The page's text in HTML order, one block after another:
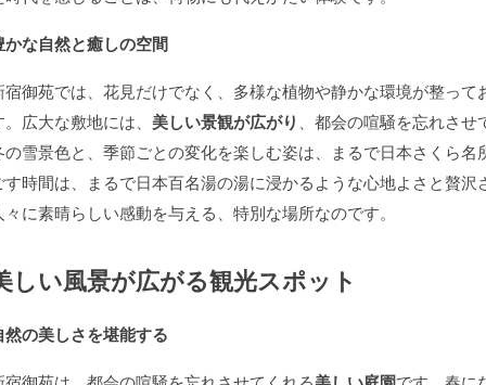
かな自然と癒しの空間
宿御苑では、花見だけでなく、多様な植物や静かな環境が整っ
。広大な敷地には、 美しい景観が広がり
、都会の喧騒を忘れさ
の雪景色と、季節ごとの変化を楽しむ姿は、まるで日本さくら
す時間は、まるで日本百名湯の湯に浸かるような心地よさと贅
々に素晴らしい感動を与える、特別な場所なのです。
しい風景が広がる観光スポット
然の美しさを堪能する